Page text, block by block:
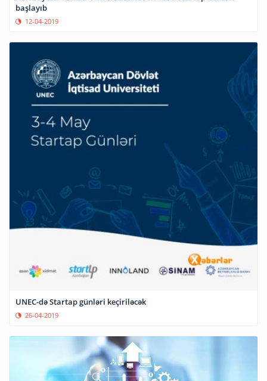
başlayıb
12-04-2019
UNEC-də Startap günləri keçiriləcək
26-04-2019